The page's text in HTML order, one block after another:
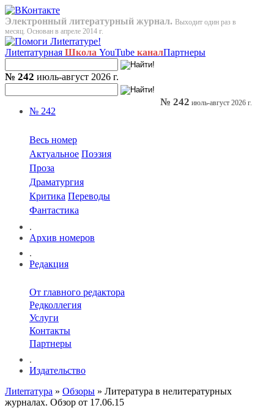
Электронный литературный журнал. Выходит один раз в
месяц. Основан в апреле 2014 г.
Лиterraтурная Школа YouTube каналПартнеры
№ 242 июль-август 2026 г.
№ 242
Весь номер
Актуальное Поэзия
Проза
Драматургия
Критика Переводы
Фантастика
.
Архив номеров
.
Редакция
От главного редактора
Редколлегия
Услуги
Контакты
Партнеры
.
Издательство
№ 242 июль-август 2026 г.
Лиterraтура » Обзоры » Литература в нелитературных
журналах. Обзор от 17.06.15